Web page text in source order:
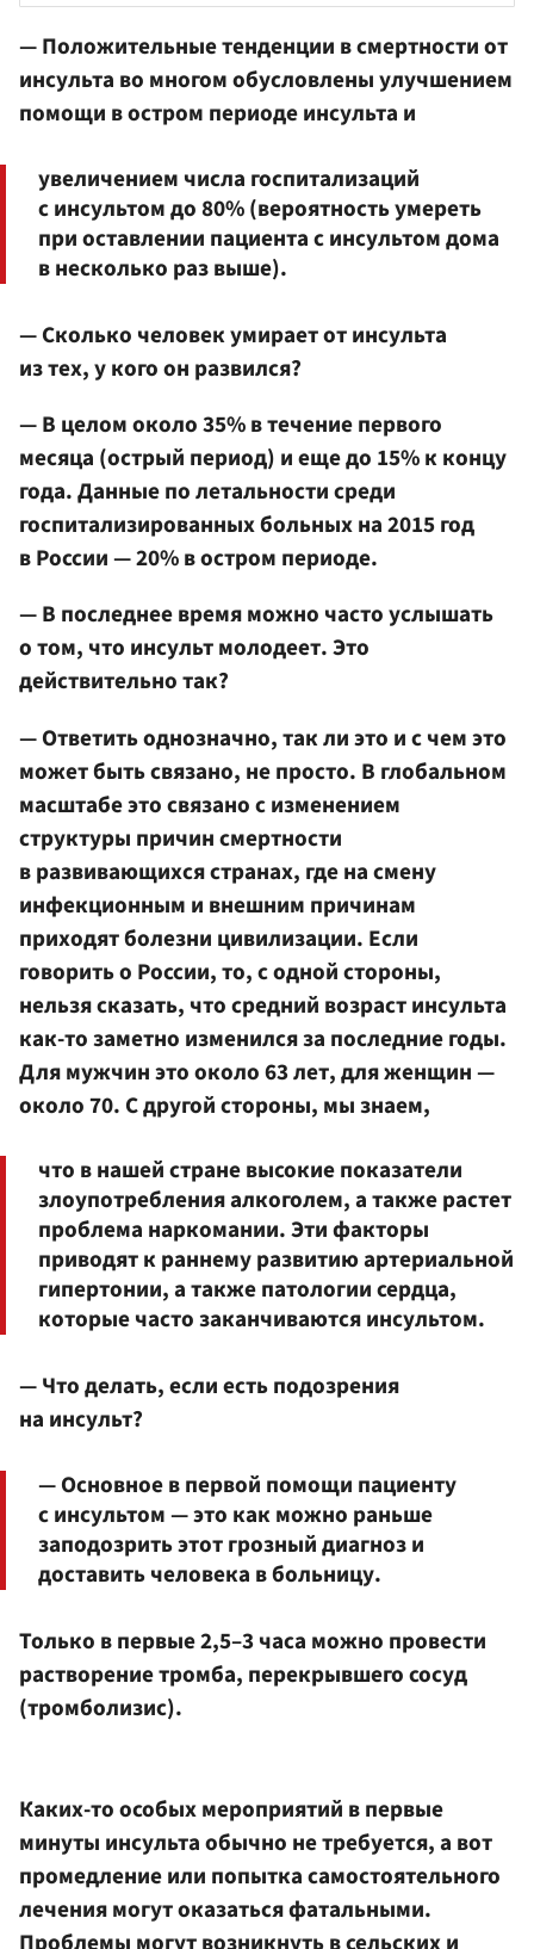
— Положительные тенденции в смертности от
инсульта во многом обусловлены улучшением
помощи в остром периоде инсульта и
увеличением числа госпитализаций
с инсультом до 80% (вероятность умереть
при оставлении пациента с инсультом дома
в несколько раз выше).
— Сколько человек умирает от инсульта
из тех, у кого он развился?
— В целом около 35% в течение первого
месяца (острый период) и еще до 15% к концу
года. Данные по летальности среди
госпитализированных больных на 2015 год
в России — 20% в остром периоде.
— В последнее время можно часто услышать
о том, что инсульт молодеет. Это
действительно так?
— Ответить однозначно, так ли это и с чем это
может быть связано, не просто. В глобальном
масштабе это связано с изменением
структуры причин смертности
в развивающихся странах, где на смену
инфекционным и внешним причинам
приходят болезни цивилизации. Если
говорить о России, то, с одной стороны,
нельзя сказать, что средний возраст инсульта
как-то заметно изменился за последние годы.
Для мужчин это около 63 лет, для женщин —
около 70. С другой стороны, мы знаем,
что в нашей стране высокие показатели
злоупотребления алкоголем, а также растет
проблема наркомании. Эти факторы
приводят к раннему развитию артериальной
гипертонии, а также патологии сердца,
которые часто заканчиваются инсультом.
— Что делать, если есть подозрения
на инсульт?
— Основное в первой помощи пациенту
с инсультом — это как можно раньше
заподозрить этот грозный диагноз и
доставить человека в больницу.
Только в первые 2,5–3 часа можно провести
растворение тромба, перекрывшего сосуд
(тромболизис).
Каких-то особых мероприятий в первые
минуты инсульта обычно не требуется, а вот
промедление или попытка самостоятельного
лечения могут оказаться фатальными.